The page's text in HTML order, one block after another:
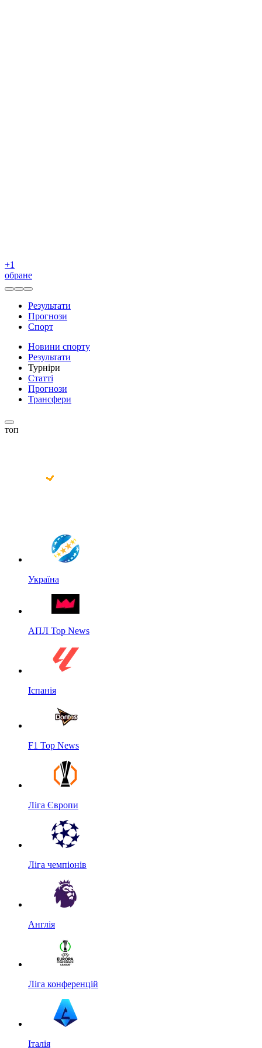
+1
обране
Результати
Прогнози
Спорт
Новини спорту
Результати
Турніри
Статті
Прогнози
Трансфери
топ
Україна
АПЛ Top News
Іспанія
F1 Top News
Ліга Європи
Ліга чемпіонів
Англія
Ліга конференцій
Італія